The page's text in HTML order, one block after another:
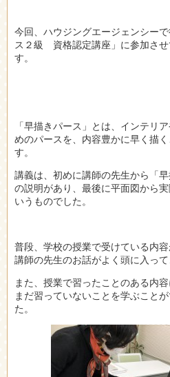
今回、ハウジングエージェンシー
ス２級 資格認定講座」に参加さ
す。
「早描きパース」とは、インテリ
めのパースを、内容豊かに早く描
す。
講義は、初めに講師の先生から「
の説明があり、最後に平面図から
いうものでした。
普段、学校の授業で受けている内
講師の先生のお話がよく頭に入って
また、授業で習ったことのある内
まだ習っていないことを学ぶこと
た。